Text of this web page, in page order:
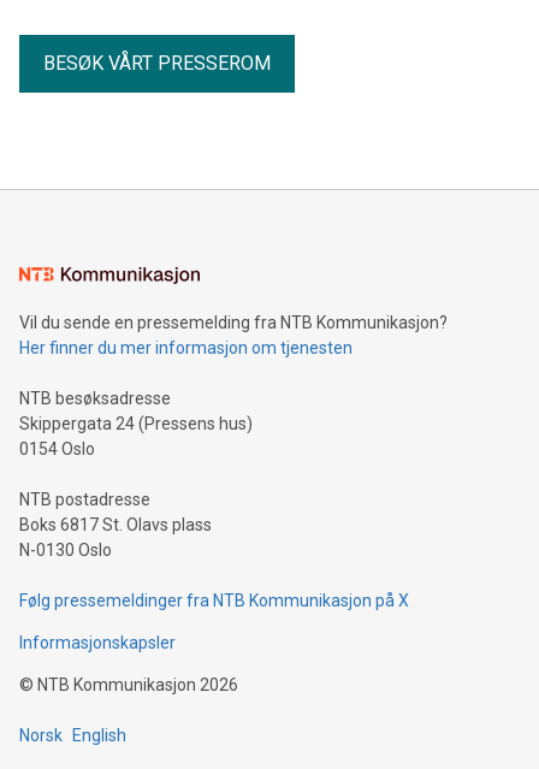
BESØK VÅRT PRESSEROM
Vil du sende en pressemelding fra NTB Kommunikasjon?
Her finner du mer informasjon om tjenesten
NTB besøksadresse
Skippergata 24 (Pressens hus)
0154 Oslo
NTB postadresse
Boks 6817 St. Olavs plass
N-0130 Oslo
Følg pressemeldinger fra NTB Kommunikasjon på X
Informasjonskapsler
© NTB Kommunikasjon 2026
Norsk English